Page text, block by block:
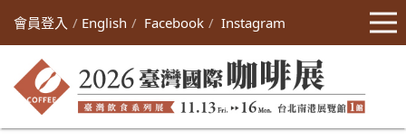
會員登入 English Facebook Instagram